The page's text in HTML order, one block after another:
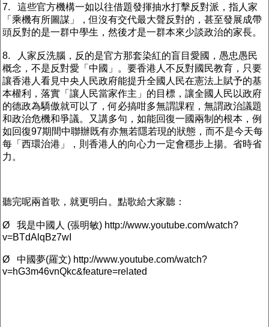
7. 這些官方機構一如以往借題發揮抽水打擊反對派，指人家
「乘機有所圖謀」，但沒有交代最大聲反對的，甚至發展成帶
頭反對的是一群中學生，然後才是一群本來少談政治的家長。
8. 人家反洗腦，反的是官方那套染紅的盲目愛國，愚忠愚民
概念，不是反對愛「中國」。要香港人不反對國民教育，只要
讓香港人看見中央人民政府能提升全國人民在憲法上賦予的基
本權利，落實「讓人民當家作主」的目標，讓全國人民以政府
的德政為驕傲就可以了，何必搞咁多無謂課程，無謂政治議題
和政治危機和爭議。又講多句，如能回復一國兩制的根本，例
如回復97期間中聯辦既有亦無若隱若現的狀態，而不是今天每
每「西環治港」，則香港人的向心力一定會穩步上揚。省時省
力。
聽完呢兩首歌，就更明白。點歌給大家聽：
Ø 我是中國人 (張明敏) http://www.youtube.com/watch?
v=BTdAlqBz7wI
Ø 中國夢(羅文) http://www.youtube.com/watch?
v=hG3m46vnQkc&feature=related